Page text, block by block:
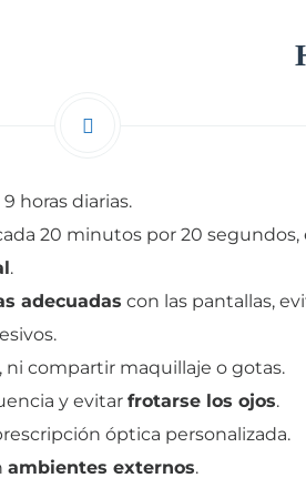
9 horas diarias.
20 minutos por 20 segundos,
.
adecuadas con las pantallas,
, ni compartir maquillaje o gotas.
y evitarfrotarse los ojos.
óptica personalizada.
ambientes externos.